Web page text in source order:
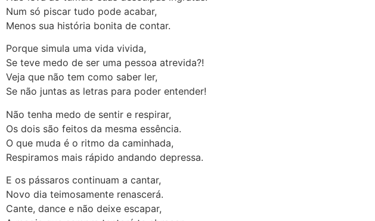
Num só piscar tudo pode acabar,
Menos sua história bonita de contar.
Porque simula uma vida vivida,
Se teve medo de ser uma pessoa atrevida?!
Veja que não tem como saber ler,
Se não juntas as letras para poder entender!
Não tenha medo de sentir e respirar,
Os dois são feitos da mesma essência.
O que muda é o ritmo da caminhada,
Respiramos mais rápido andando depressa.
E os pássaros continuam a cantar,
Novo dia teimosamente renascerá.
Cante, dance e não deixe escapar,